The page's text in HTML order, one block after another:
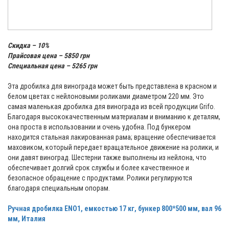
Скидка – 10%
Прайсовая цена – 5850 грн
Специальная цена – 5265 грн
Эта дробилка для винограда может быть представлена в красном и
белом цветах с нейлоновыми роликами диаметром 220 мм. Это
самая маленькая дробилка для винограда из всей продукции Grifo.
Благодаря высококачественным материалам и вниманию к деталям,
она проста в использовании и очень удобна. Под бункером
находится стальная лакированная рама; вращение обеспечивается
маховиком, который передает вращательное движение на ролики, и
они давят виноград. Шестерни также выполнены из нейлона, что
обеспечивает долгий срок службы и более качественное и
безопасное обращение с продуктами. Ролики регулируются
благодаря специальным опорам.
Ручная дробилка ENO1, емкостью 17 кг, бункер 800*500 мм, вал 96
мм, Италия